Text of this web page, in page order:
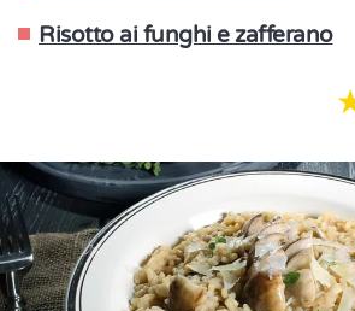
Risotto ai funghi e zafferano